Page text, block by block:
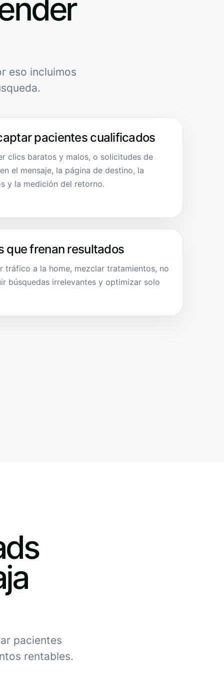
eso incluimos
pacientes cualificados
clics baratos y malos, o solicitudes de
el mensaje, la página de destino, la
y la medición del retorno.
que frenan resultados
tráfico a la home, mezclar tratamientos, no
búsquedas irrelevantes y optimizar solo
pacientes
rentables.